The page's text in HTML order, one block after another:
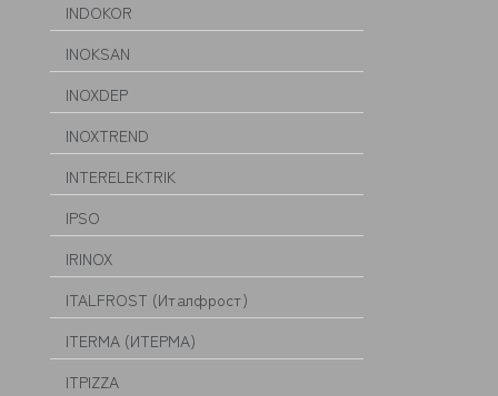
INDOKOR
INOKSAN
INOXDEP
INOXTREND
INTERELEKTRIK
IPSO
IRINOX
ITALFROST (Италфрост)
ITERMA (ИТЕРМА)
ITPIZZA